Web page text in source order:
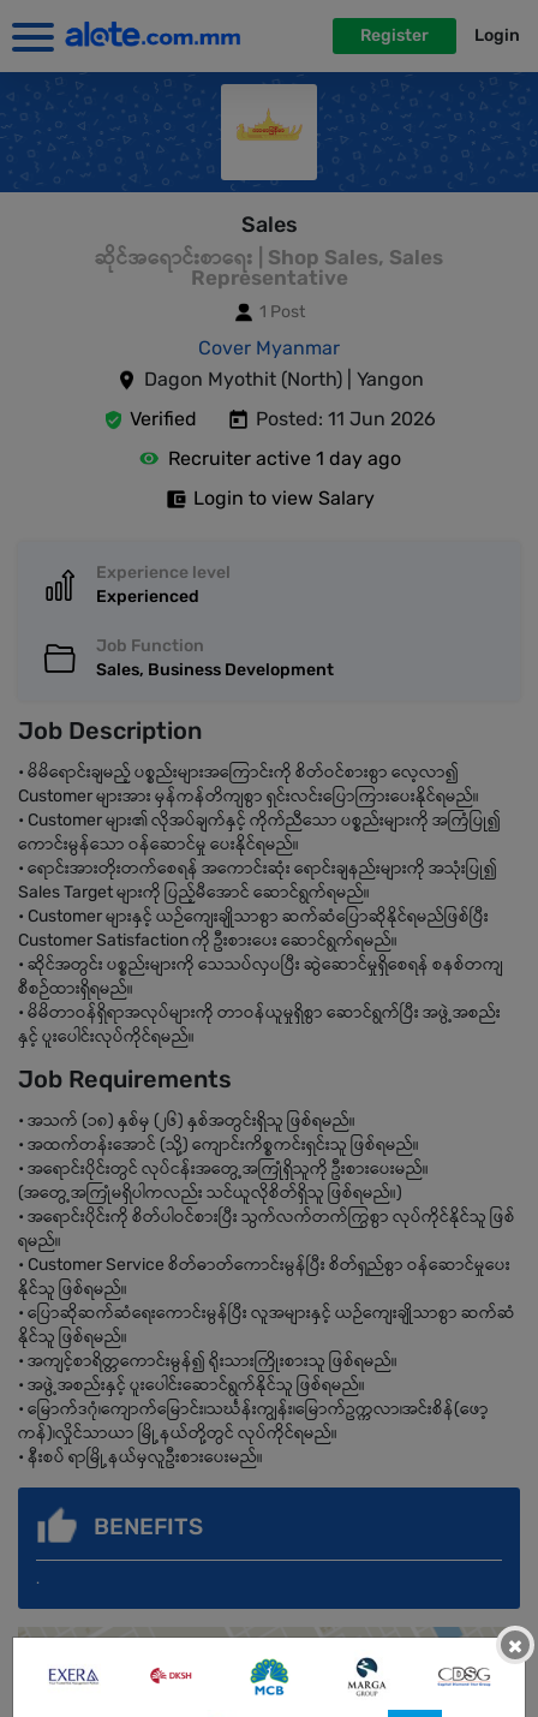
Register Login
Sales
ဆိုင်အရောင်းစာရေး | Shop Sales, Sales
Representative
1 Post
Cover Myanmar
Dagon Myothit (North) | Yangon
Verified
Posted: 11 Jun 2026
Recruiter active 1 day ago
Login to view Salary
Experience level
Experienced
Job Function
Sales, Business Development
Job Description
• မိမိရောင်းချမည့် ပစ္စည်းများအကြောင်းကို စိတ်ဝင်စားစွာ လေ့လာ၍
Customer များအား မှန်ကန်တိကျစွာ ရှင်းလင်းပြောကြားပေးနိုင်ရမည်။
• Customer များ၏ လိုအပ်ချက်နှင့် ကိုက်ညီသော ပစ္စည်းများကို အကြံပြု၍
ကောင်းမွန်သော ဝန်ဆောင်မှု ပေးနိုင်ရမည်။
• ရောင်းအားတိုးတက်စေရန် အကောင်းဆုံး ရောင်းချနည်းများကို အသုံးပြု၍
Sales Target များကို ပြည့်မီအောင် ဆောင်ရွက်ရမည်။
• Customer များနှင့် ယဉ်ကျေးချိုသာစွာ ဆက်ဆံပြောဆိုနိုင်ရမည်ဖြစ်ပြီး
Customer Satisfaction ကို ဦးစားပေး ဆောင်ရွက်ရမည်။
• ဆိုင်အတွင်း ပစ္စည်းများကို သေသပ်လှပပြီး ဆွဲဆောင်မှုရှိစေရန် စနစ်တကျ
စီစဉ်ထားရှိရမည်။
• မိမိတာဝန်ရှိရာအလုပ်များကို တာဝန်ယူမှုရှိစွာ ဆောင်ရွက်ပြီး အဖွဲ့အစည်း
နှင့် ပူးပေါင်းလုပ်ကိုင်ရမည်။
Job Requirements
• အသက် (၁၈) နှစ်မှ (၂၆) နှစ်အတွင်းရှိသူ ဖြစ်ရမည်။
• အထက်တန်းအောင် (သို့) ကျောင်းကိစ္စကင်းရှင်းသူ ဖြစ်ရမည်။
• အရောင်းပိုင်းတွင် လုပ်ငန်းအတွေ့အကြုံရှိသူကို ဦးစားပေးမည်။
(အတွေ့အကြုံမရှိပါကလည်း သင်ယူလိုစိတ်ရှိသူ ဖြစ်ရမည်။)
• အရောင်းပိုင်းကို စိတ်ပါဝင်စားပြီး သွက်လက်တက်ကြွစွာ လုပ်ကိုင်နိုင်သူ ဖြစ်
ရမည်။
• Customer Service စိတ်ဓာတ်ကောင်းမွန်ပြီး စိတ်ရှည်စွာ ဝန်ဆောင်မှုပေး
နိုင်သူ ဖြစ်ရမည်။
• ပြောဆိုဆက်ဆံရေးကောင်းမွန်ပြီး လူအများနှင့် ယဉ်ကျေးချိုသာစွာ ဆက်ဆံ
နိုင်သူ ဖြစ်ရမည်။
• အကျင့်စာရိတ္တကောင်းမွန်၍ ရိုးသားကြိုးစားသူ ဖြစ်ရမည်။
• အဖွဲ့အစည်းနှင့် ပူးပေါင်းဆောင်ရွက်နိုင်သူ ဖြစ်ရမည်။
• မြောက်ဒဂုံ၊ကျောက်မြောင်း၊သင်္ဃန်းကျွန်း၊မြောက်ဥက္ကလာ၊အင်းစိန်(ဖော့
ကန်)၊လှိုင်သာယာ မြို့နယ်တို့တွင် လုပ်ကိုင်ရမည်။
• နီးစပ် ရာမြို့နယ်မှလူဦးစားပေးမည်။
BENEFITS
.
×